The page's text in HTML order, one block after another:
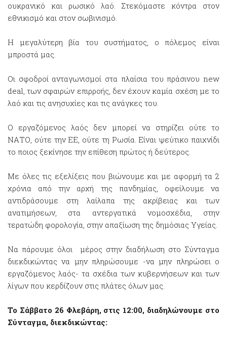
ουκρανικό και ρωσικό λαό. Στεκόμαστε κόντρα στον
εθνικισμό και στον σωβινισμό.
Η μεγαλύτερη βία του συστήματος, ο πόλεμος είναι
μπροστά μας.
Οι σφοδροί ανταγωνισμοί στα πλαίσια του πράσινου new
deal, των σφαιρών επιρροής, δεν έχουν καμία σχέση με το
λαό και τις ανησυχίες και τις ανάγκες του.
Ο εργαζόμενος λαός δεν μπορεί να στηρίζει ούτε το
ΝΑΤΟ, ούτε την ΕΕ, ούτε τη Ρωσία. Είναι ψεύτικο παιχνίδι
το ποιος ξεκίνησε την επίθεση πρώτος ή δεύτερος.
Με όλες τις εξελίξεις που βιώνουμε και με αφορμή τα 2
χρόνια από την αρχή της πανδημίας, οφείλουμε να
αντιδράσουμε στη λαίλαπα της ακρίβειας και των
ανατιμήσεων, στα αντεργατικά νομοσχέδια, στην
τερατώδη φορολογία, στην απαξίωση της δημόσιας Υγείας.
Να πάρουμε όλοι μέρος στην διαδήλωση στο Σύνταγμα
διεκδικώντας να μην πληρώσουμε -να μην πληρώσει ο
εργαζόμενος λαός- τα σχέδια των κυβερνήσεων και των
λίγων που κερδίζουν στις πλάτες όλων μας.
Το Σάββατο 26 Φλεβάρη, στις 12:00, διαδηλώνουμε στο
Σύνταγμα, διεκδικώντας: